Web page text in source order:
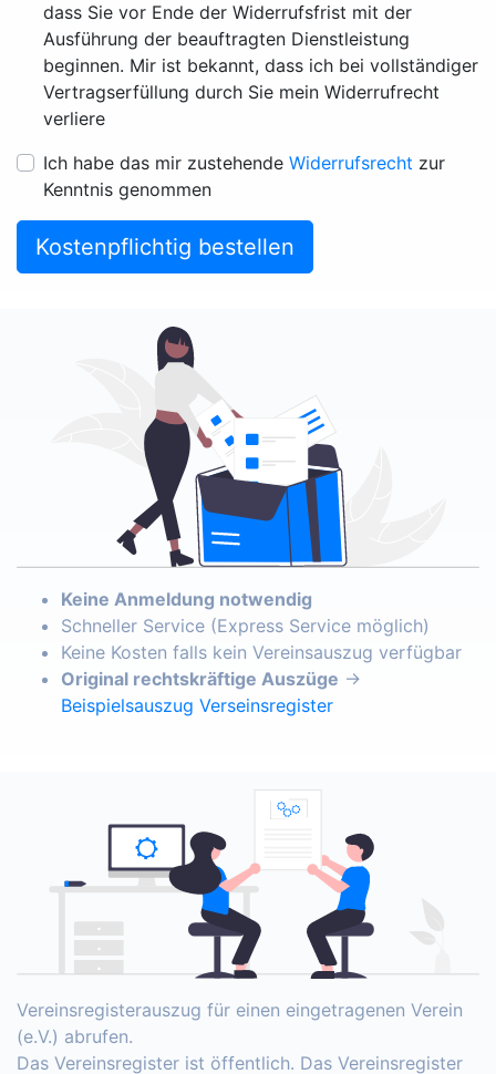
dass Sie vor Ende der Widerrufsfrist mit der
Ausführung der beauftragten Dienstleistung
beginnen. Mir ist bekannt, dass ich bei vollständiger
Vertragserfüllung durch Sie mein Widerrufrecht
verliere
Ich habe das mir zustehende Widerrufsrecht zur
Kenntnis genommen
Kostenpflichtig bestellen
Keine Anmeldung notwendig
Schneller Service (Express Service möglich)
Keine Kosten falls kein Vereinsauszug verfügbar
Original rechtskräftige Auszüge →
Beispielsauszug Verseinsregister
Vereinsregisterauszug für einen eingetragenen Verein
(e.V.) abrufen.
Das Vereinsregister ist öffentlich. Das Vereinsregister